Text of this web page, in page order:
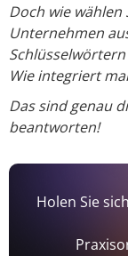
Doch wie
Unternehmen
Wie integriert
Das sind genau
beantworten!
Holen Sie